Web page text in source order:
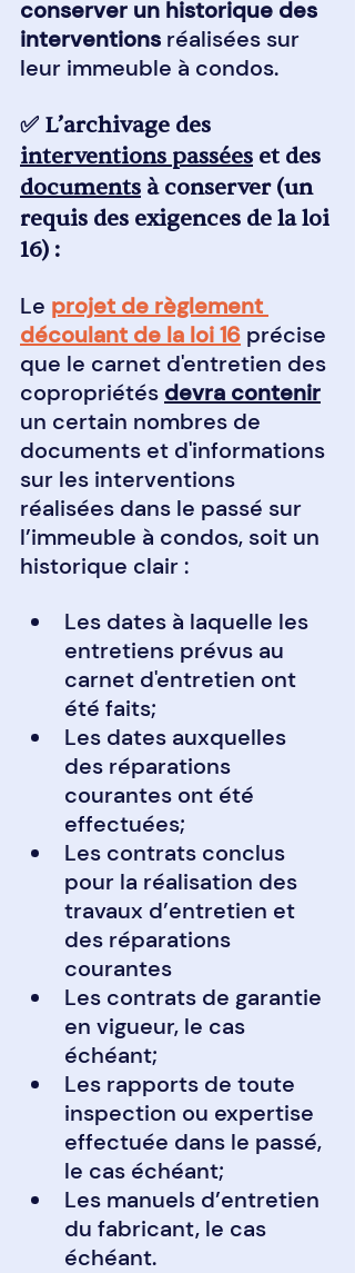
conserver un historique des
interventions réalisées sur
leur immeuble à condos.
✅ L’archivage des
interventions passées et des
documents à conserver (un
requis des exigences de la loi
16) :
Le projet de règlement
découlant de la loi 16 précise
que le carnet d'entretien des
copropriétés devra contenir
un certain nombres de
documents et d'informations
sur les interventions
réalisées dans le passé sur
l’immeuble à condos, soit un
historique clair :
Les dates à laquelle les
entretiens prévus au
carnet d'entretien ont
été faits;
Les dates auxquelles
des réparations
courantes ont été
effectuées;
Les contrats conclus
pour la réalisation des
travaux d’entretien et
des réparations
courantes
Les contrats de garantie
en vigueur, le cas
échéant;
Les rapports de toute
inspection ou expertise
effectuée dans le passé,
le cas échéant;
Les manuels d’entretien
du fabricant, le cas
échéant.